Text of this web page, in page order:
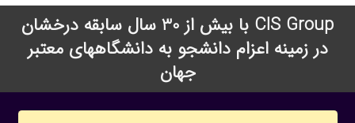
CIS Group با بیش از 30 سال سابقه درخشان
در زمینه اعزام دانشجو به دانشگاههای معتبر
جهان